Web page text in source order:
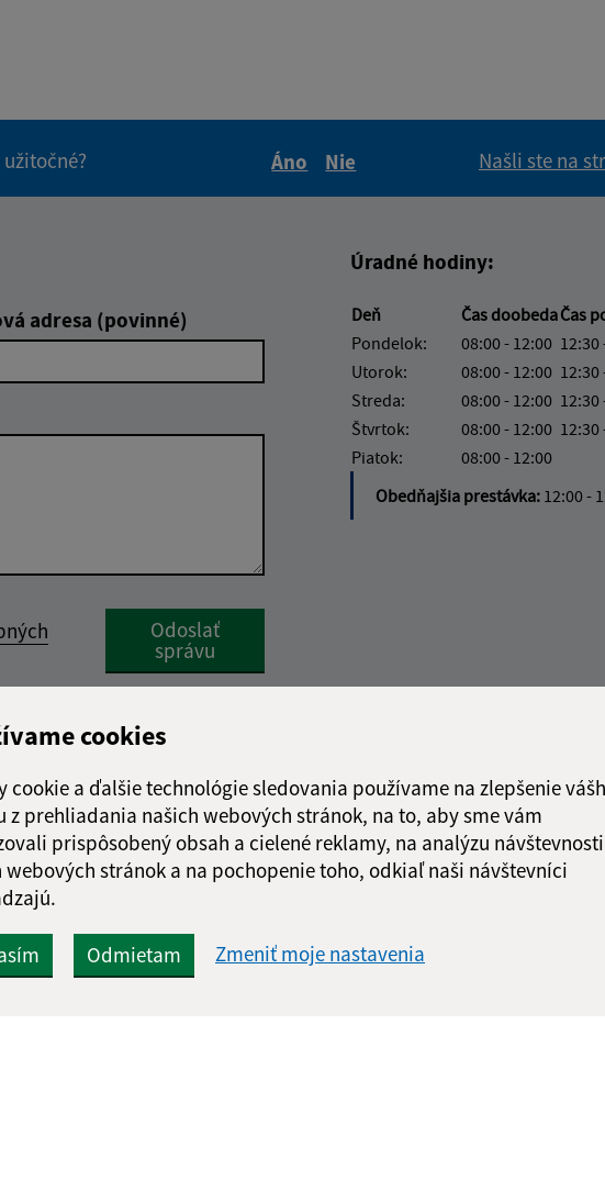
cookies
cookie a ďalšie technológie sledovania používame na zlepšenie
z prehliadania našich webových stránok, na to, aby sme vám
prispôsobený obsah a cielené reklamy, na analýzu návštevnosti
webových stránok a na pochopenie toho, odkiaľ naši návštevníci
Odmietam Zmeniť moje nastavenia
Áno
Nie
Našli ste na
adresa (povinné)
Google reCaptcha Response
Odoslať
správu
Úradné hodiny:
Deň Čas doobedaČas
Pondelok:
08:00 - 12:00 12:30
Utorok:
08:00 - 12:00 12:30
Streda:
08:00 - 12:00 12:30
Štvrtok:
08:00 - 12:00 12:30
Piatok:
08:00 - 12:00
Obedňajšia prestávka: 12:00 -